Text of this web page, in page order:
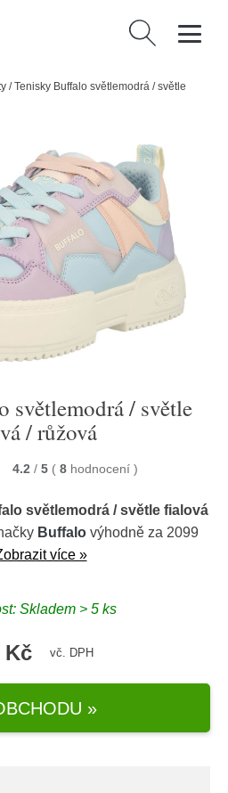
Vyhledávání
/Tenisky Buffalo světlemodrá / světle
světlemodrá / světle
/ růžová
4.2 / 5 ( 8 hodnocení )
světlemodrá / světle fialová
Buffalo výhodně za 2099
více »
Skladem > 5 ks
Kč vč. DPH
»